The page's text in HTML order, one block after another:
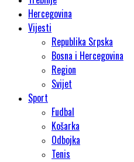
Hercegovina
Vijesti
Republika Srpska
Bosna i Hercegovina
Region
Svijet
Sport
Fudbal
Košarka
Odbojka
Tenis